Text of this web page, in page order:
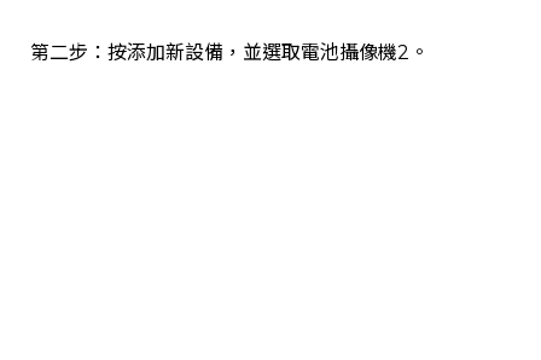
第二步：按添加新設備，並選取電池攝像機2。